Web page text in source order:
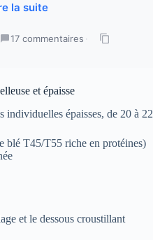
la suite
17 commentaires ·
et épaisse
épaisses, de 20 à
blé T45/T55 riche en protéines)
et le dessous croustillant